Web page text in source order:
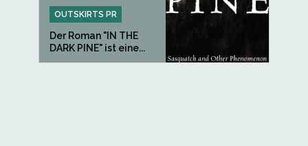
OUTSKIRTS PR
Der Roman "IN THE
DARK PINE" ist eine...